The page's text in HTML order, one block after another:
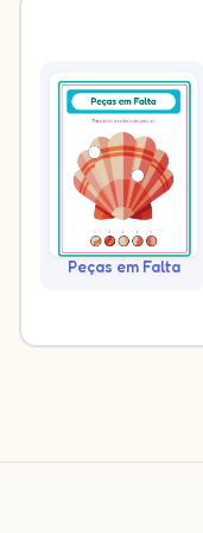
Peças em Falta